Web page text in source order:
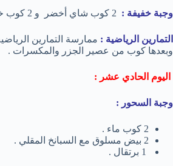
وجبة خفيفة :
التمارين الرياضية :
وبعدها كوب من عصير الجزر والمكسرات .
اليوم الحادي عشر :
وجبة السحور :
2 كوب ماء .
2 بيض مسلوق مع السبانخ المقلي .